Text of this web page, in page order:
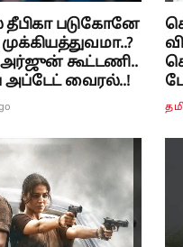
தீபிகா படுகோனே
கூட்டணி..
அப்டேட் வைரல்..!